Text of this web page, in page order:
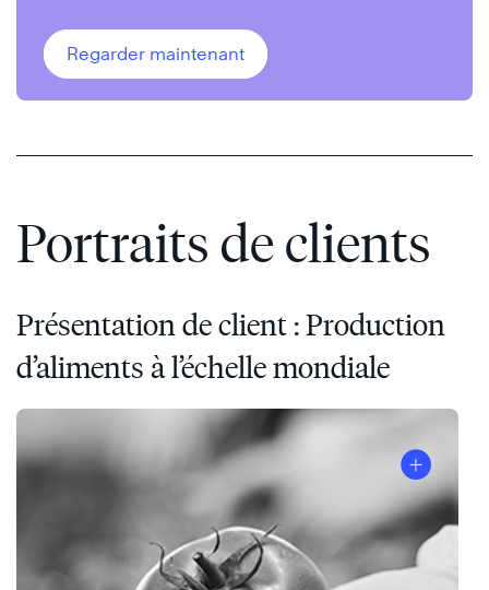
Regarder maintenant
Portraits de clients
Présentation de client : Production
d’aliments à l’échelle mondiale